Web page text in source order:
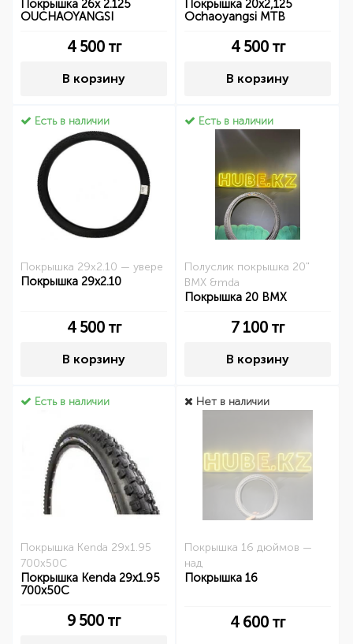
Покрышка 26x 2.125
OUCHAOYANGSI
4 500тг
В корзину
Покрышка 20х2,125
Ochaoyangsi MTB
4 500тг
В корзину
Есть в наличии
Покрышка 29x2.10 — увере
Покрышка 29x2.10
4 500тг
В корзину
Есть в наличии
Полуслик покрышка 20"
BMX &mda
Покрышка 20 BMX
7 100 тг
В корзину
Есть в наличии
Покрышка Kenda 29x1.95
700x50C
Покрышка Kenda 29x1.95
700x50C
9 500 тг
Нет в наличии
Покрышка 16 дюймов —
над
Покрышка 16
4 600 тг